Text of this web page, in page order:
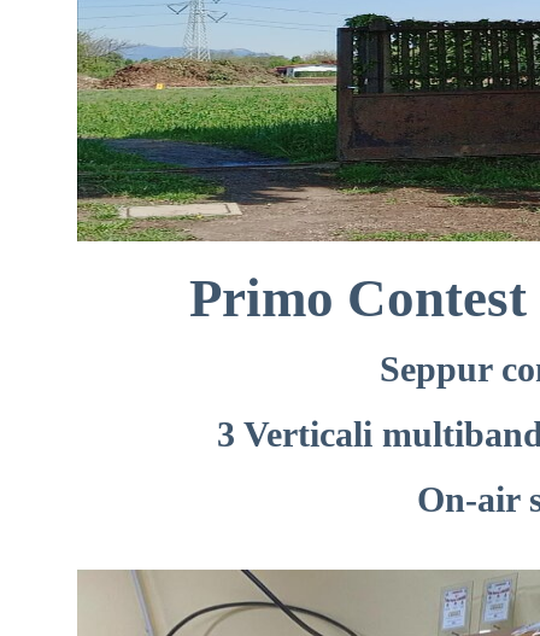
Primo
Seppur
3 Verticali
On-air